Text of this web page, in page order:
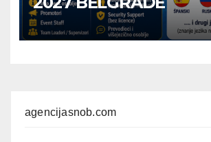
agencijasnob.com